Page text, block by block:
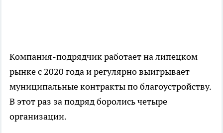
Компания-подрядчик работает на липецком
рынке с 2020 года и регулярно выигрывает
муниципальные контракты по благоустройству.
В этот раз за подряд боролись четыре
организации.